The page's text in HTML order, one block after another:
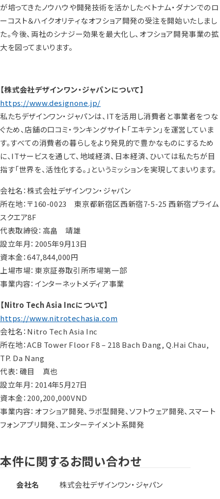
が培ってきたノウハウや開発技術を活かしたベトナム・ダナンでのロ
ーコスト＆ハイクオリティなオフショア開発の受注を開始いたしまし
た。今後、両社のシナジー効果を最大化し、オフショア開発事業の拡
大を図ってまいります。
【株式会社デザインワン・ジャパンについて】
https://www.designone.jp/
私たちデザインワン・ジャパンは、ITを活用し消費者と事業者をつな
ぐため、店舗の口コミ・ランキングサイト「エキテン」を運営していま
す。すべての消費者の暮らしをより発見的で豊かなものにするため
に、ITサービスを通して、地域経済、日本経済、ひいては私たちが目
指す「世界を、活性化する。」というミッションを実現してまいります。
会社名：株式会社デザインワン・ジャパン
所在地：〒160-0023 東京都新宿区西新宿7-5-25 西新宿プライム
スクエア8F
代表取締役：高畠 靖雄
設立年月：2005年9月13日
資本金：647,844,000円
上場市場：東京証券取引所市場第一部
事業内容：インターネットメディア事業
【Nitro Tech Asia Incについて】
https://www.nitrotechasia.com
会社名：Nitro Tech Asia Inc
所在地：ACB Tower Floor F8 – 218 Bach Đang, Q.Hai Chau,
TP. Da Nang
代表：磯目 真也
設立年月：2014年5月27日
資本金：200,200,000VND
事業内容：オフショア開発、ラボ型開発、ソフトウェア開発、スマート
フォンアプリ開発、エンターテイメント系開発
本件に関するお問い合わせ
会社名 株式会社デザインワン・ジャパン